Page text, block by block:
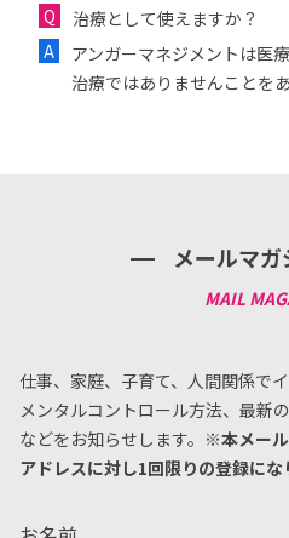
治療として使えますか？
アンガーマネジメントは医
治療ではありませんことを
メールマ
仕事、家庭、子育て、人間関係で
メンタルコントロール方法、 最新
などをお知らせします。 ※本メー
アドレスに対し1回限りの登録にな